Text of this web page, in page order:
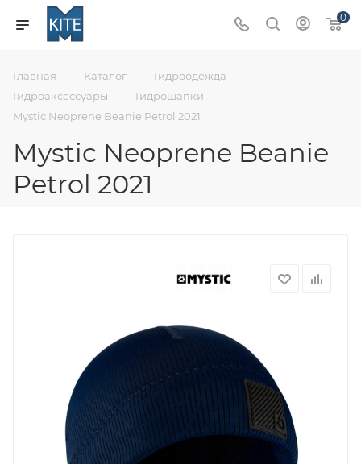
0
Главная — Каталог — Гидроодежда —
Гидроаксессуары — Гидрошапки —
Mystic Neoprene Beanie Petrol 2021
Mystic Neoprene Beanie
Petrol 2021